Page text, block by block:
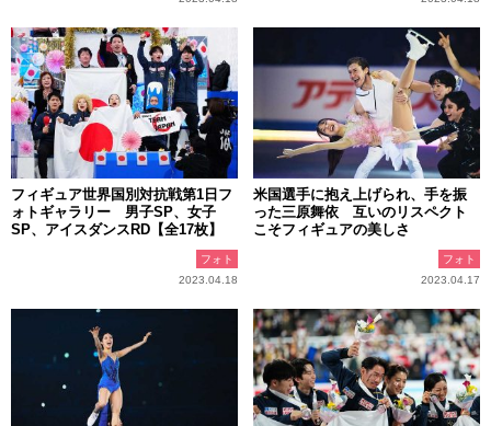
フィギュア世界国別対抗戦第1日フ
ォトギャラリー 男子SP、女子
SP、アイスダンスRD【全17枚】
フォト
2023.04.18
米国選手に抱え上げられ、手を振
った三原舞依 互いのリスペクト
こそフィギュアの美しさ
フォト
2023.04.17